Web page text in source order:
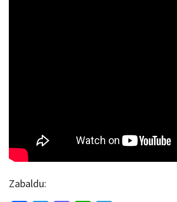
Zabaldu: